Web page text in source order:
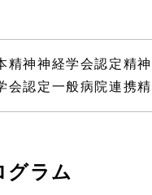
精神神経学会認定精神
会認定一般病院連携
グラム